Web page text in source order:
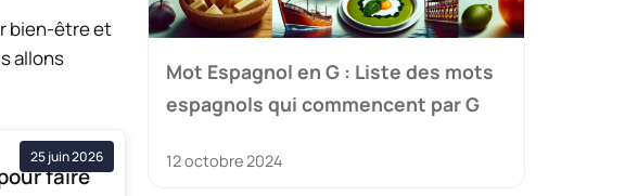
bien-être et
allons
25 juin 2026
faire
Mot Espagnol en G : Liste des mots
espagnols qui commencent par G
12 octobre 2024